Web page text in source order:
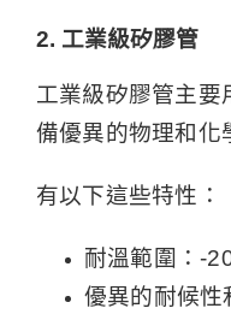
2. 工業級矽膠管
工業級矽膠管主要
備優異的物理和化
有以下這些特性：
耐溫範圍：-
優異的耐候性